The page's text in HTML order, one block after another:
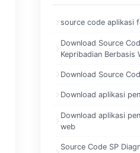
source code aplikasi
Download Source
Kepribadian Berbasis
Download Source
Download aplikasi
Download aplikasi
web
Source Code SP